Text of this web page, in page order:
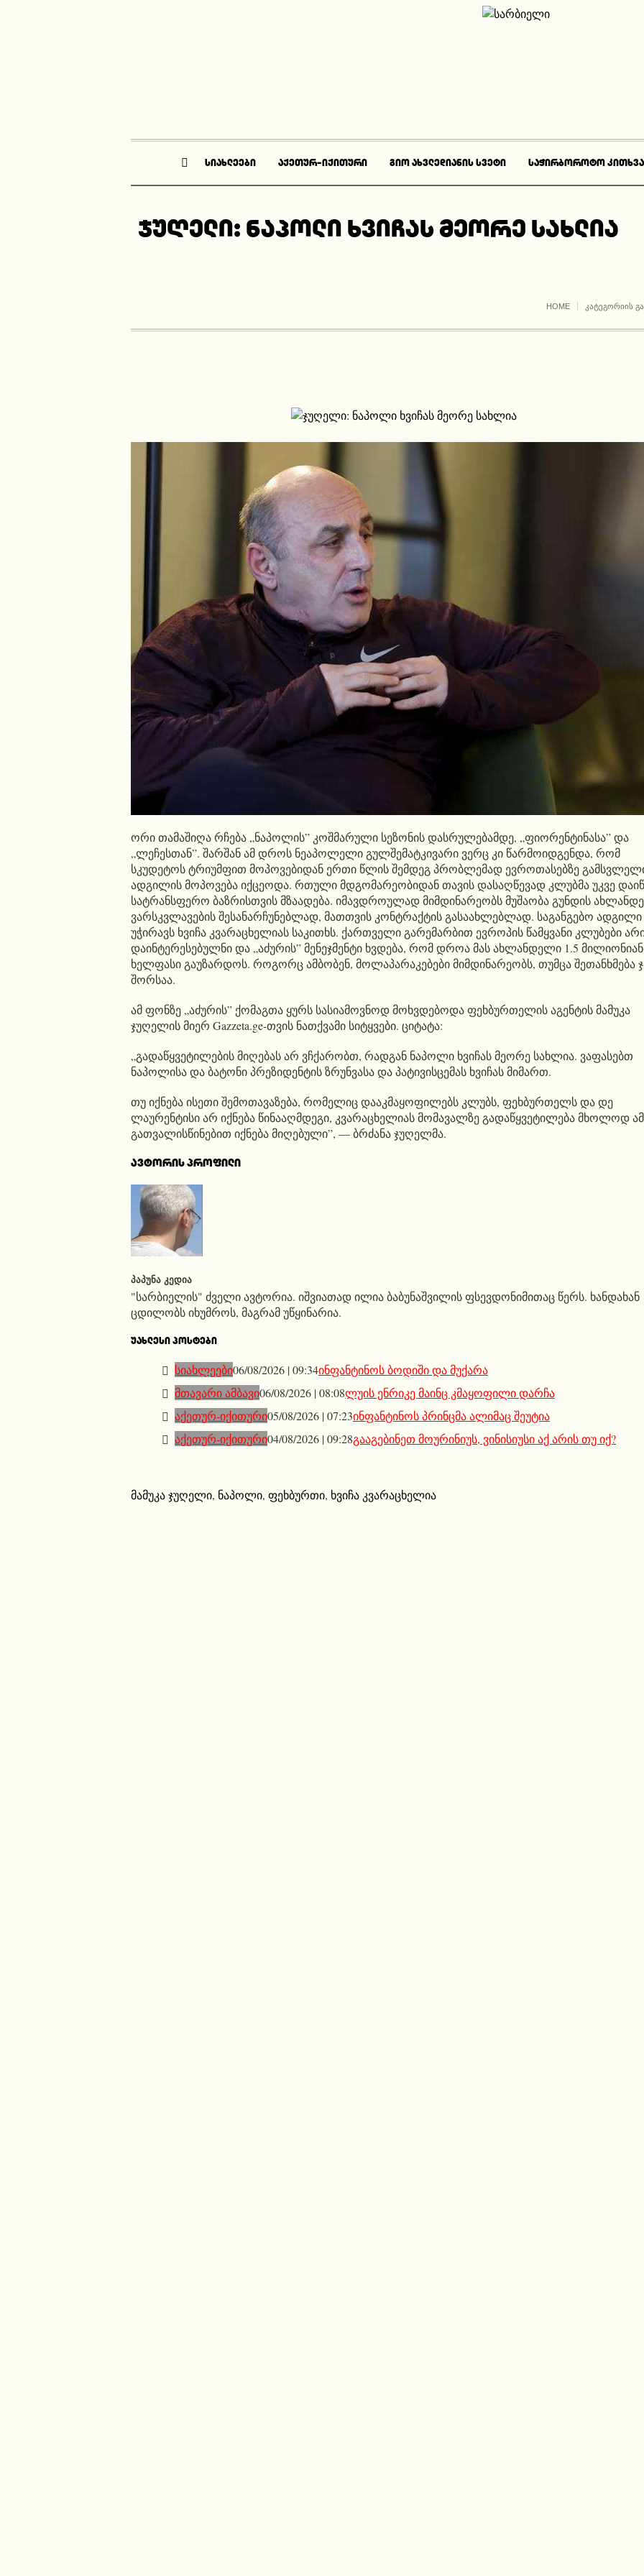
ᲡᲘᲐᲮᲚᲔᲔᲑᲘ ᲐᲥᲔᲗᲣᲠ-ᲘᲥᲘᲗᲣᲠᲘ ᲒᲘᲝ ᲐᲮᲕᲚᲔᲓᲘᲐᲜᲘᲡ ᲡᲕᲔᲢᲘ ᲡᲐᲭᲘᲠᲑᲝᲠᲝᲢᲝ
ჯუღელი: ნაპოლი ხვიჩას მეორე სახლია
HOME ᲙᲐᲢᲔᲒᲝᲠᲘᲘᲡ
ორი თამაშიღა რჩება „ნაპოლის” კოშმარული სეზონის დასრულებამდე, „ფიორენტინასა” და
„ლეჩესთან”. შარშან ამ დროს ნეაპოლელი გულშემატკივარი ვერც კი წარმოიდგენდა, რომ
სკუდეტოს ტრიუმფით მოპოვებიდან ერთი წლის შემდეგ პრობლემად ევროთასებზე
ადგილის მოპოვება იქცეოდა. რთული მდგომარეობიდან თავის დასაღწევად კლუბმა უკვე
სატრანსფერო ბაზრისთვის მზაადება. იმავდროულად მიმდინარეობს მუშაობა გუნდის
ვარსკვლავების შესანარჩუნებლად, მათთვის კონტრაქტის გასაახლებლად. საგანგებო ადგილი
უჭირავს ხვიჩა კვარაცხელიას საკითხს. ქართველი გარემარბით ევროპის წამყვანი კლუბები
დაინტერესებულნი და „აძურის” მენეჯმენტი ხვდება, რომ დროა მას ახლანდელი 1.5
ხელფასი გაუზარდოს. როგორც ამბობენ, მოლაპარაკებები მიმდინარეობს, თუმცა შეთანხმება
შორსაა.
ამ ფონზე „აძურის” ქომაგთა ყურს სასიამოვნოდ მოხვდებოდა ფეხბურთელის აგენტის მამუკა
ჯუღელის მიერ Gazzeta.ge-თვის ნათქვამი სიტყვები. ციტატა:
„გადაწყვეტილების მიღებას არ ვჩქარობთ, რადგან ნაპოლი ხვიჩას მეორე სახლია. ვაფასებთ
ნაპოლისა და ბატონი პრეზიდენტის ზრუნვასა და პატივისცემას ხვიჩას მიმართ.
თუ იქნება ისეთი შემოთავაზება, რომელიც დააკმაყოფილებს კლუბს, ფეხბურთელს და დე
ლაურენტისი არ იქნება წინააღმდეგი, კვარაცხელიას მომავალზე გადაწყვეტილება მხოლოდ
გათვალისწინებით იქნება მიღებული”, — ბრძანა ჯუღელმა.
ავტორის პროფილი
ᲞᲐᲞᲣᲜᲐ ᲙᲔᲓᲘᲐ
"სარბიელის" ძველი ავტორია. იშვიათად ილია ბაბუნაშვილის ფსევდონიმითაც წერს. ხანდახან
ცდილობს იხუმროს, მაგრამ უწყინარია.
ᲣᲐᲮᲚᲔᲡᲘ ᲞᲝᲡᲢᲔᲑᲘ
სიახლეები06/08/2026 | 09:34ინფანტინოს ბოდიში და მუქარა
მთავარი ამბავი06/08/2026 | 08:08ლუის ენრიკე მაინც კმაყოფილი დარჩა
აქეთურ-იქითური05/08/2026 | 07:23ინფანტინოს პრინცმა ალიმაც შეუტია
აქეთურ-იქითური04/08/2026 | 09:28გააგებინეთ მოურინიუს, ვინისიუსი აქ არის თუ იქ?
მამუკა ჯუღელი, ნაპოლი, ფეხბურთი, ხვიჩა კვარაცხელია